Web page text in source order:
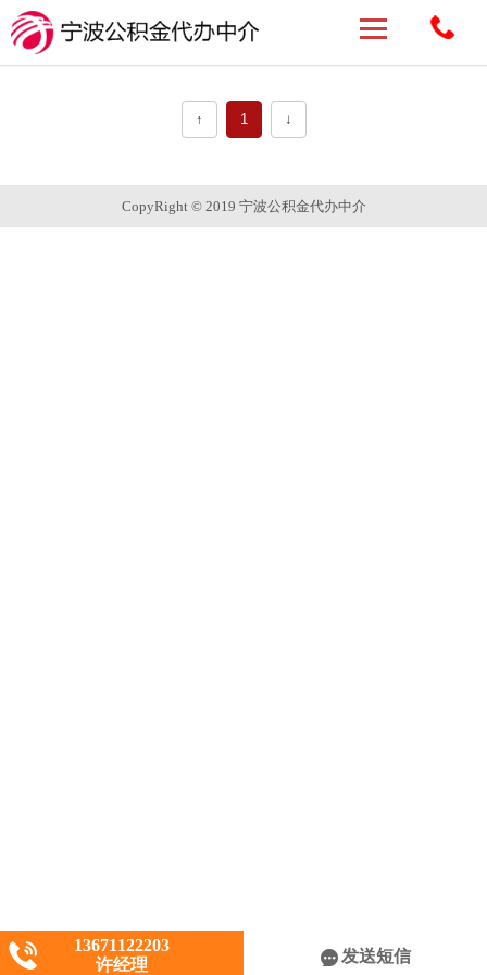
↑ 1 ↓
CopyRight © 2019 宁波公积金代办中介
13671122203
许经理
发送短信